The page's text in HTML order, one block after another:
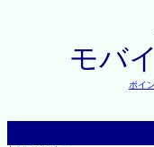
モバ
ポイ